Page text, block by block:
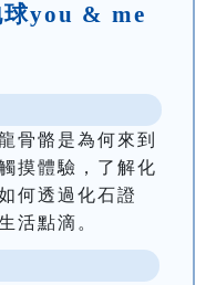
you & me
骨骼是為何來到
摸體驗，了解化
何透過化石證
活點滴。